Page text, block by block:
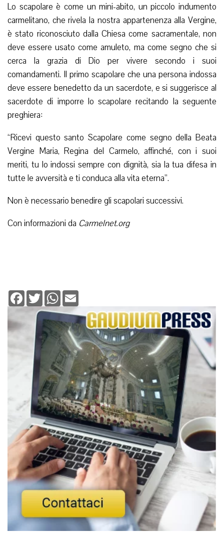
Lo scapolare è come un mini-abito, un piccolo indumento
carmelitano, che rivela la nostra appartenenza alla Vergine,
è stato riconosciuto dalla Chiesa come sacramentale, non
deve essere usato come amuleto, ma come segno che si
cerca la grazia di Dio per vivere secondo i suoi
comandamenti. Il primo scapolare che una persona indossa
deve essere benedetto da un sacerdote, e si suggerisce al
sacerdote di imporre lo scapolare recitando la seguente
preghiera:
“Ricevi questo santo Scapolare come segno della Beata
Vergine Maria, Regina del Carmelo, affinché, con i suoi
meriti, tu lo indossi sempre con dignità, sia la tua difesa in
tutte le avversità e ti conduca alla vita eterna”.
Non è necessario benedire gli scapolari successivi.
Con informazioni da Carmelnet.org
Facebook
TwitterWhatsApp